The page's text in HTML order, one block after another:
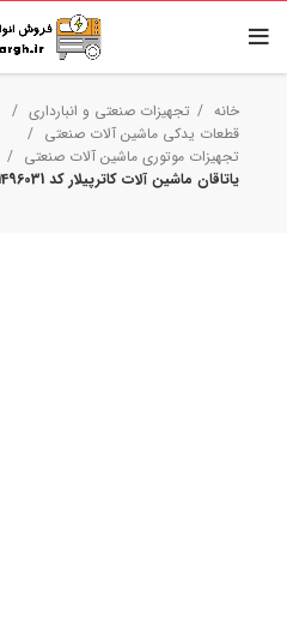
خانه
تجهیزات صنعتی و انبارداری
قطعات یدکی ماشین آلات صنعتی
تجهیزات موتوری ماشین آلات صنعتی
یاتاقان ماشین آلات کاترپیلار کد 1496031